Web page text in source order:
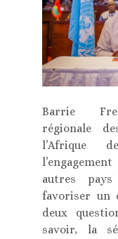
Barrie
régionale
l’Afrique
autres
favoriser un
deux
savoir, la